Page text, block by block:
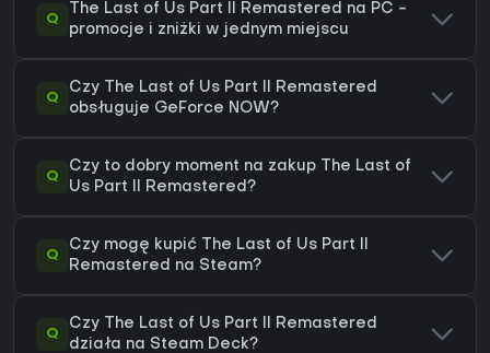
Q
The Last of Us Part II Remastered na PC -
promocje i zniżki w jednym miejscu
Q
Czy The Last of Us Part II Remastered
obsługuje GeForce NOW?
Q
Czy to dobry moment na zakup The Last of
Us Part II Remastered?
Q
Czy mogę kupić The Last of Us Part II
Remastered na Steam?
Q
Czy The Last of Us Part II Remastered
działa na Steam Deck?